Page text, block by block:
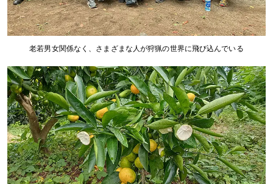
老若男女関係なく、さまざまな人が狩猟の世界に飛び込んでいる